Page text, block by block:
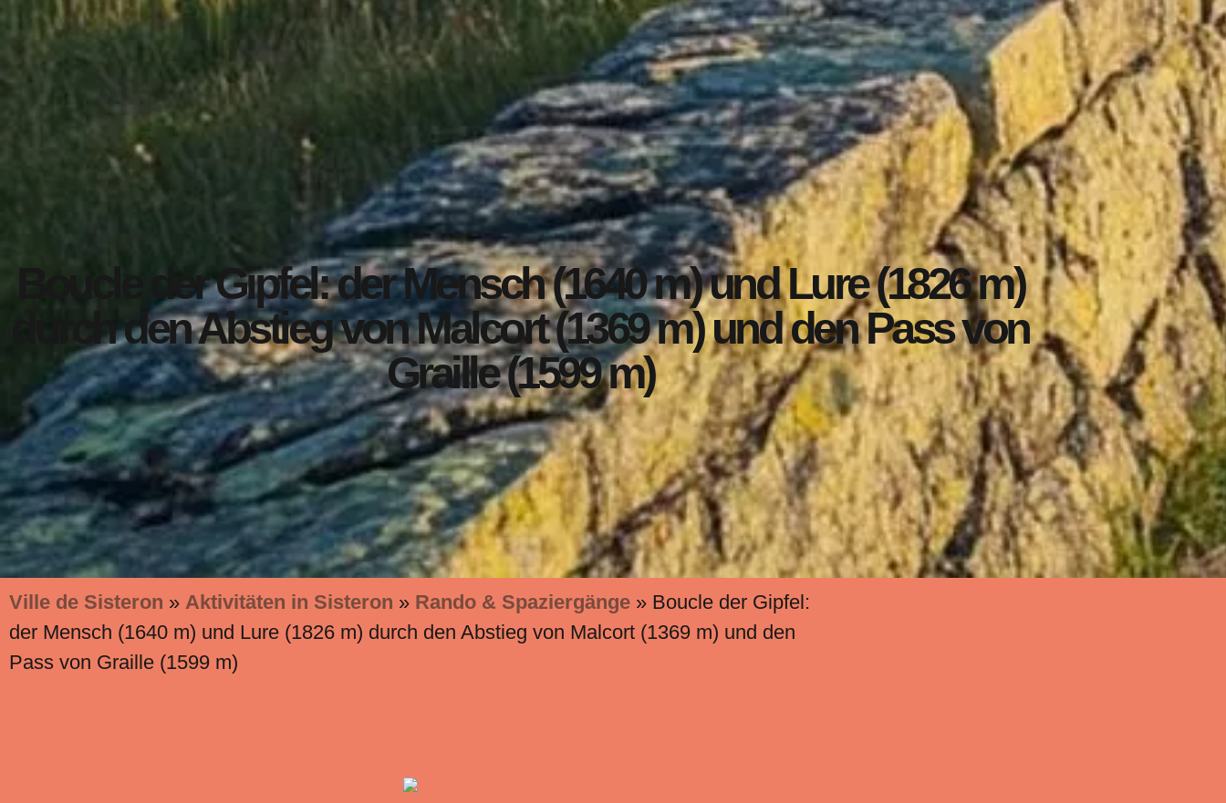
Boucle der Gipfel: der Mensch (1640 m) und Lure (1826 m)
durch den Abstieg von Malcort (1369 m) und den Pass von
Graille (1599 m)
Ville de Sisteron » Aktivitäten in Sisteron » Rando & Spaziergänge » Boucle der Gipfel:
der Mensch (1640 m) und Lure (1826 m) durch den Abstieg von Malcort (1369 m) und den
Pass von Graille (1599 m)